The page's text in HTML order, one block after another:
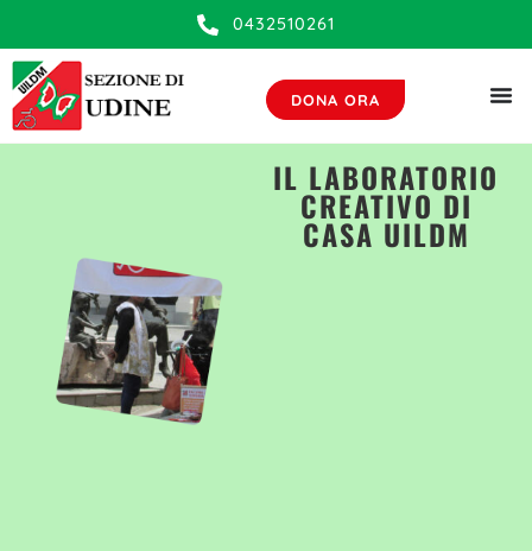
0432510261
DONA ORA
IL LABORATORIO
CREATIVO DI
CASA UILDM